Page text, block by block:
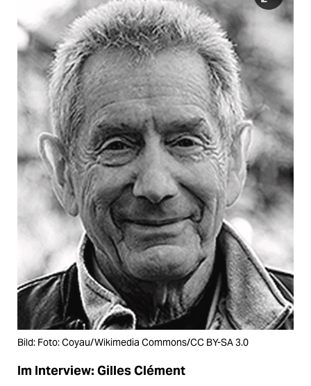
Bild: Foto: Coyau/Wikimedia Commons/CC BY-SA 3.0
Im Interview: Gilles Clément